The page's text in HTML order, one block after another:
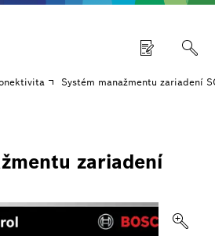
Systém manažmentu zariadení
zariadení